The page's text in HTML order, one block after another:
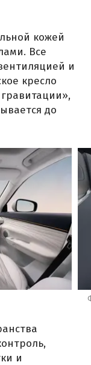
кожей
Все
и
кресло
до
и